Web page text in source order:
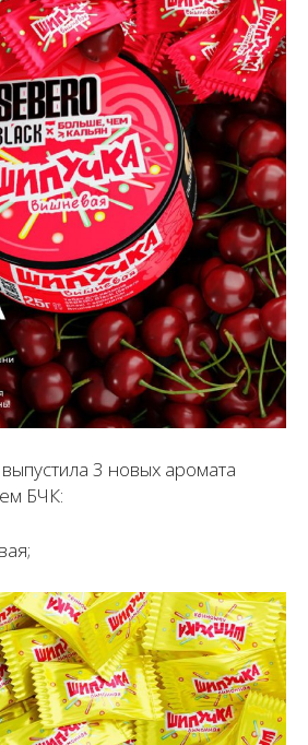
3 новых аромата
БЧК: